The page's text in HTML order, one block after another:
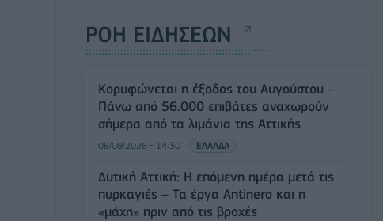
ΡΟΗ ΕΙΔΗΣΕΩΝ
Κορυφώνεται η έξοδος του Αυγούστου –
Πάνω από 56.000 επιβάτες αναχωρούν
σήμερα από τα λιμάνια της Αττικής
08/08/2026 - 14:30 ΕΛΛΑΔΑ
Δυτική Αττική: Η επόμενη ημέρα μετά τις
πυρκαγιές – Τα έργα Antinero και η
«μάχη» πριν από τις βροχές